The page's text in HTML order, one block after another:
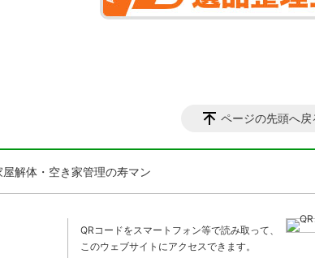
ページの先頭へ戻
解体・空き家管理の寿マン
QRコードをスマートフォン等で読み取って、
このウェブサイトにアクセスできます。